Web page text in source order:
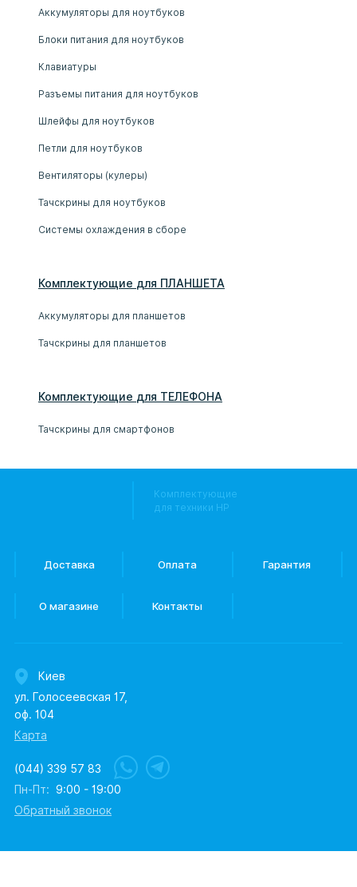
Аккумуляторы для ноутбуков
Блоки питания для ноутбуков
Клавиатуры
Разъемы питания для ноутбуков
Шлейфы для ноутбуков
Петли для ноутбуков
Вентиляторы (кулеры)
Тачскрины для ноутбуков
Системы охлаждения в сборе
Комплектующие для ПЛАНШЕТА
Аккумуляторы для планшетов
Тачскрины для планшетов
Комплектующие для ТЕЛЕФОНА
Тачскрины для смартфонов
Комплектующие
для техники HP
Доставка Оплата Гарантия
О магазине Контакты
Киев
ул. Голосеевская 17,
оф. 104
Карта
(044) 339 57 83
Пн-Пт: 9:00 - 19:00
Обратный звонок